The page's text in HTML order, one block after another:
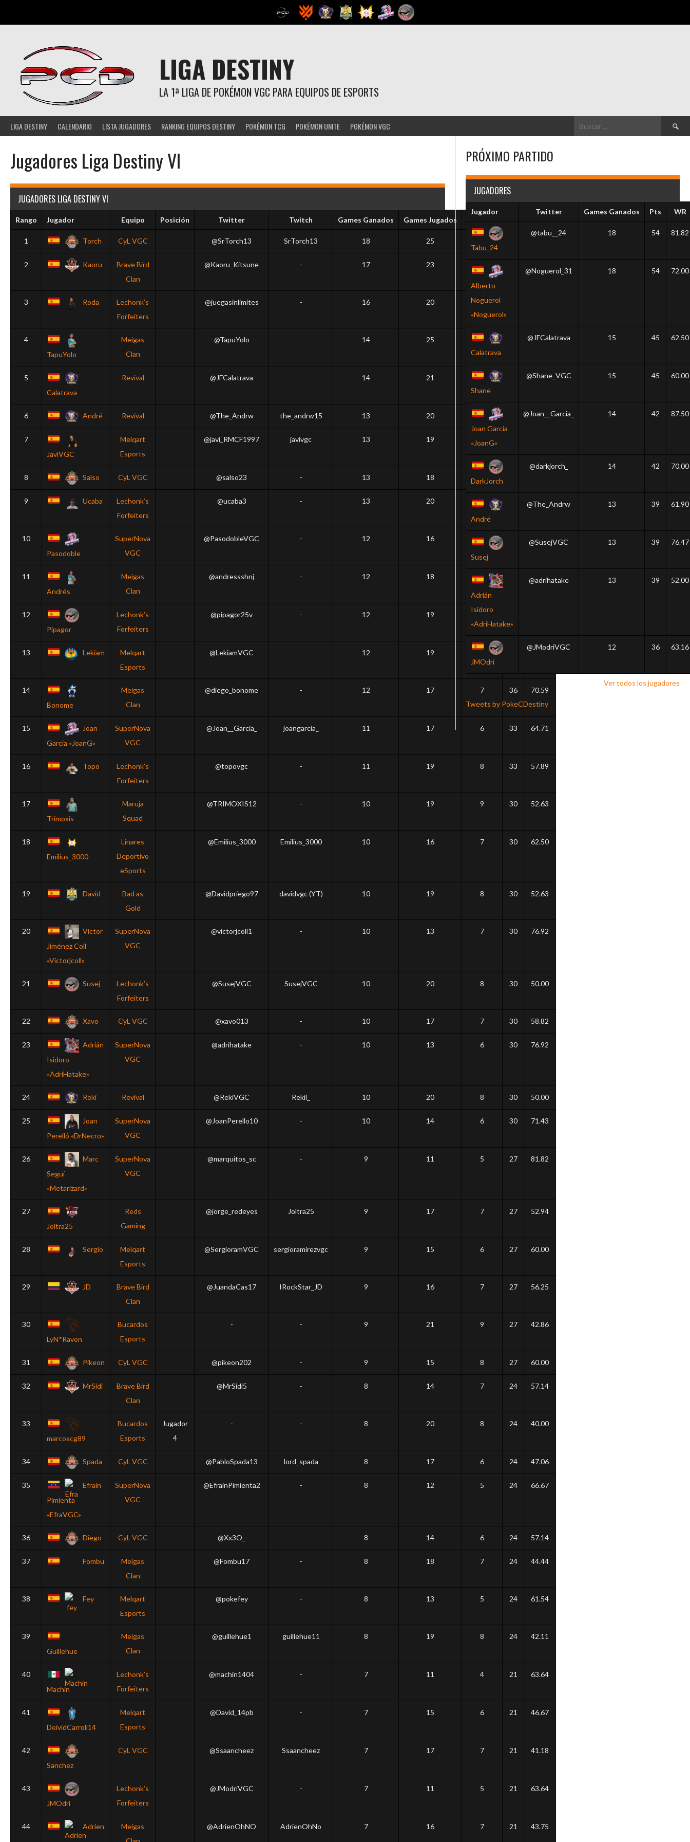
contenido
LIGA DESTINY
LA 1ª LIGA DE POKÉMON VGC PARA EQUIPOS DE ESPORTS
LIGA DESTINY CALENDARIO LISTA JUGADORES RANKING EQUIPOS DESTINY POKÉMON TCG POKÉMON UNITE POKÉMON VGC Buscar:
Jugadores Liga Destiny VI
JUGADORES LIGA DESTINY VI
Rango Jugador Equipo Posición Twitter Twitch Games Ganados Games Jugados
1 Torch CyL VGC @SrTorch13 SrTorch13 18 25
2 Kaoru
Brave Bird
Clan
@Kaoru_Kitsune - 17 23 9
3 Roda
Lechonk’s
Forfeiters
@juegasinlimites - 16 20 9
4
TapuYolo
Meigas
Clan
@TapuYolo - 14 25 9 56.00
5
Calatrava
Revival @JFCalatrava - 14 21 9 66.67
6 André Revival @The_Andrw the_andrw15 13 20 7 65.00
7
JaviVGC
Melqart
Esports
@javi_RMCF1997 javivgc 13 19
8 Salso CyL VGC @salso23 - 13 18 8
9 Ucaba
Lechonk’s
Forfeiters
@ucaba3 - 13 20 8 65.00
10
Pasodoble
SuperNova
VGC
@PasodobleVGC - 12 16 6 75.00
11
Andrés
Meigas
Clan
@andressshnj - 12 18 8 66.67
12
Pipagor
Lechonk’s
Forfeiters
@pipagor25v - 12 19 10
13 Lekiam
Melqart
Esports
@LekiamVGC - 12 19 8 63.16
14
Bonome
Meigas
Clan
@diego_bonome - 12 17 7 36 70.59
15
Joan
Garcia «JoanG»
SuperNova
VGC
@Joan__Garcia_ joangarcia_ 11 17 6 33 64.71
16 Topo
Lechonk’s
Forfeiters
@topovgc - 11 19 8 33 57.89
17
Trimoxis
Maruja
Squad
@TRIMOXIS12 - 10 19 9 30 52.63
18
Emilius_3000
Linares
Deportivo
eSports
@Emilius_3000 Emilius_3000 10 16 7 30 62.50
19 David
Bad as
Gold
@Davidpriego97 davidvgc (YT) 10 19 8 30 52.63
20
Víctor
Jiménez Coll
«Victorjcoll»
SuperNova
VGC
@victorjcoll1 - 10 13 7 30 76.92
21 Susej
Lechonk’s
Forfeiters
@SusejVGC SusejVGC 10 20 8 30 50.00
22 Xavo CyL VGC @xavo013 - 10 17 7 30 58.82
23
Adrián
Isidoro
«AdriHatake»
SuperNova
VGC
@adrihatake - 10 13 6 30 76.92
24 Reki Revival @RekiVGC Rekii_ 10 20 8 30 50.00
25
Joan
Perelló «DrNecro»
SuperNova
VGC
@JoanPerello10 - 10 14 6 30 71.43
26
Marc
Seguí
«Metarizard»
SuperNova
VGC
@marquitos_sc - 9 11 5 27 81.82
27
Joltra25
Reds
Gaming
@jorge_redeyes Joltra25 9 17 7 27 52.94
28 Sergio
Melqart
Esports
@SergioramVGC sergioramirezvgc 9 15 6 27 60.00
29 JD
Brave Bird
Clan
@JuandaCas17 IRockStar_JD 9 16 7 27 56.25
30
LyN*Raven
Bucardos
Esports
- - 9 21 9 27 42.86
31 Pikeon CyL VGC @pikeon202 - 9 15 8 27 60.00
32 MrSidi
Brave Bird
Clan
@MrSidi5 - 8 14 7 24 57.14
33
marcoscg89
Bucardos
Esports
Jugador
4
- - 8 20 8 24 40.00
34 Spada CyL VGC @PabloSpada13 lord_spada 8 17 6 24 47.06
35
Efraín
Pimienta
«EfraVGC»
SuperNova
VGC
@EfrainPimienta2 - 8 12 5 24 66.67
36 Diego CyL VGC @Xx3O_ - 8 14 6 24 57.14
37 Fombu
Meigas
Clan
@Fombu17 - 8 18 7 24 44.44
38 Fey
Melqart
Esports
@pokefey - 8 13 5 24 61.54
39
Guillehue
Meigas
Clan
@guillehue1 guillehue11 8 19 8 24 42.11
40
Machín
Lechonk’s
Forfeiters
@machin1404 - 7 11 4 21 63.64
41
DeividCarroll14
Melqart
Esports
@David_14pb - 7 15 6 21 46.67
42
Sanchez
CyL VGC @Ssaancheez Ssaancheez 7 17 7 21 41.18
43
JMOdri
Lechonk’s
Forfeiters
@JModriVGC - 7 11 5 21 63.64
44 Adrien
Meigas
@AdrienOhNO AdrienOhNo 7 16 7 21 43.75
PRÓXIMO PARTIDO
JUGADORES
Jugador Twitter Games Ganados Pts WR
Tabu_24
@tabu__24 18 54 81.82
Alberto
Noguerol
«Noguerol»
@Noguerol_31 18 54 72.00
Calatrava
@JFCalatrava 15 45 62.50
Shane
@Shane_VGC 15 45 60.00
Joan Garcia
«JoanG»
@Joan__Garcia_ 14 42 87.50
DarkJorch
@darkjorch_ 14 42 70.00
André
@The_Andrw 13 39 61.90
Susej
@SusejVGC 13 39 76.47
Adrián
Isidoro
«AdriHatake»
@adrihatake 13 39 52.00
JMOdri
@JModriVGC 12 36 63.16
Ver todos los jugadores
Tweets by PokeCDestiny